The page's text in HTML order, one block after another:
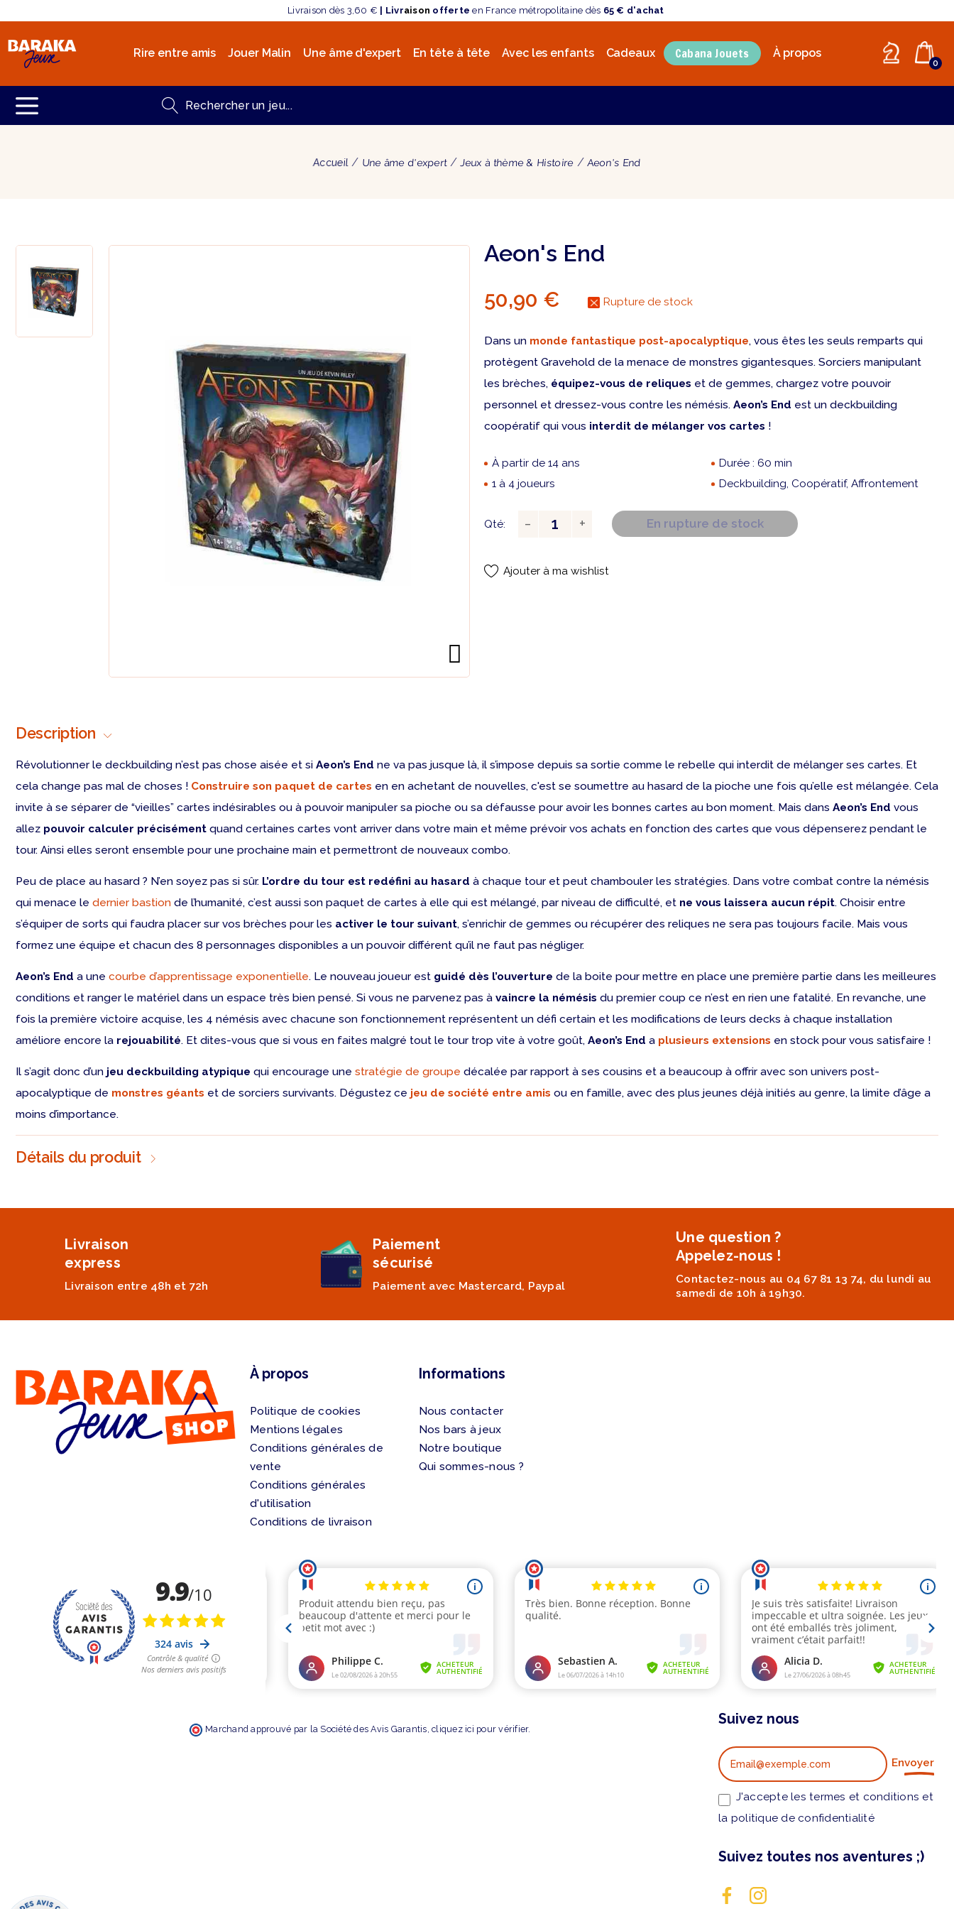
Livraison dès 3,60 € | Livraison offerte en France métropolitaine dès 65 € d'achat
Rire entre amis Jouer Malin Une âme d'expert En tête à tête Avec les enfants Cadeaux Cabana Jouets À propos
0
Accueil Une âme d'expert Jeux à thème & Histoire Aeon's End
Aeon's End
50,90 € Rupture de stock
Dans un monde fantastique post-apocalyptique, vous êtes les seuls remparts qui
protègent Gravehold de la menace de monstres gigantesques. Sorciers manipulant
les brèches, équipez-vous de reliques et de gemmes, chargez votre pouvoir
personnel et dressez-vous contre les némésis. Aeon’s End est un deckbuilding
coopératif qui vous interdit de mélanger vos cartes !
À partir de 14 ans
Durée : 60 min
1 à 4 joueurs
Deckbuilding, Coopératif, Affrontement
Qté: En rupture de stock
Ajouter à ma wishlist
Description
Révolutionner le deckbuilding n’est pas chose aisée et si Aeon’s End ne va pas jusque là, il s’impose depuis sa sortie comme le rebelle qui interdit de mélanger ses cartes. Et
cela change pas mal de choses ! Construire son paquet de cartes en en achetant de nouvelles, c'est se soumettre au hasard de la pioche une fois qu’elle est mélangée. Cela
invite à se séparer de “vieilles” cartes indésirables ou à pouvoir manipuler sa pioche ou sa défausse pour avoir les bonnes cartes au bon moment. Mais dans Aeon’s End vous
allez pouvoir calculer précisément quand certaines cartes vont arriver dans votre main et même prévoir vos achats en fonction des cartes que vous dépenserez pendant le
tour. Ainsi elles seront ensemble pour une prochaine main et permettront de nouveaux combo.
Peu de place au hasard ? N’en soyez pas si sûr. L’ordre du tour est redéfini au hasard à chaque tour et peut chambouler les stratégies. Dans votre combat contre la némésis
qui menace le dernier bastion de l’humanité, c’est aussi son paquet de cartes à elle qui est mélangé, par niveau de difficulté, et ne vous laissera aucun répit. Choisir entre
s’équiper de sorts qui faudra placer sur vos brèches pour les activer le tour suivant, s’enrichir de gemmes ou récupérer des reliques ne sera pas toujours facile. Mais vous
formez une équipe et chacun des 8 personnages disponibles a un pouvoir différent qu’il ne faut pas négliger.
Aeon’s End a une courbe d’apprentissage exponentielle. Le nouveau joueur est guidé dès l’ouverture de la boite pour mettre en place une première partie dans les meilleures
conditions et ranger le matériel dans un espace très bien pensé. Si vous ne parvenez pas à vaincre la némésis du premier coup ce n’est en rien une fatalité. En revanche, une
fois la première victoire acquise, les 4 némésis avec chacune son fonctionnement représentent un défi certain et les modifications de leurs decks à chaque installation
améliore encore la rejouabilité. Et dites-vous que si vous en faites malgré tout le tour trop vite à votre goût, Aeon’s End a plusieurs extensions en stock pour vous satisfaire !
Il s’agit donc d’un jeu deckbuilding atypique qui encourage une stratégie de groupe décalée par rapport à ses cousins et a beaucoup à offrir avec son univers post-
apocalyptique de monstres géants et de sorciers survivants. Dégustez ce jeu de société entre amis ou en famille, avec des plus jeunes déjà initiés au genre, la limite d’âge a
moins d’importance.
Détails du produit
Livraison
express
Livraison entre 48h et 72h
Paiement
sécurisé
Paiement avec Mastercard, Paypal
Une question ?
Appelez-nous !
Contactez-nous au 04 67 81 13 74, du lundi au
samedi de 10h à 19h30.
À propos
Politique de cookies
Mentions légales
Conditions générales de
vente
Conditions générales
d'utilisation
Conditions de livraison
Informations
Nous contacter
Nos bars à jeux
Notre boutique
Qui sommes-nous ?
Marchand approuvé par la Société des Avis Garantis, cliquez ici pour vérifier.
Suivez nous
Envoyer
J'accepte les termes et conditions et
la politique de confidentialité
Suivez toutes nos aventures ;)